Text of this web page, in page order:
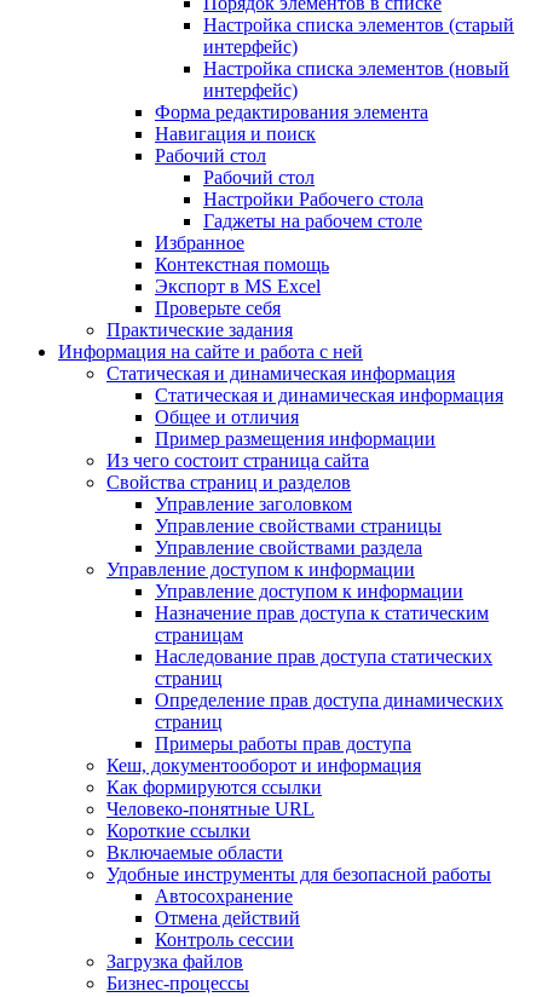
Настройка списка элементов (старый
интерфейс)
Настройка списка элементов (новый
интерфейс)
Форма редактирования элемента
Навигация и поиск
Рабочий стол
Рабочий стол
Настройки Рабочего стола
Гаджеты на рабочем столе
Избранное
Контекстная помощь
Экспорт в MS Excel
Проверьте себя
Практические задания
Информация на сайте и работа с ней
Статическая и динамическая информация
Статическая и динамическая информация
Общее и отличия
Пример размещения информации
Из чего состоит страница сайта
Свойства страниц и разделов
Управление заголовком
Управление свойствами страницы
Управление свойствами раздела
Управление доступом к информации
Управление доступом к информации
Назначение прав доступа к статическим
страницам
Наследование прав доступа статических
страниц
Определение прав доступа динамических
страниц
Примеры работы прав доступа
Кеш, документооборот и информация
Как формируются ссылки
Человеко-понятные URL
Короткие ссылки
Включаемые области
Удобные инструменты для безопасной работы
Автосохранение
Отмена действий
Контроль сессии
Загрузка файлов
Бизнес-процессы